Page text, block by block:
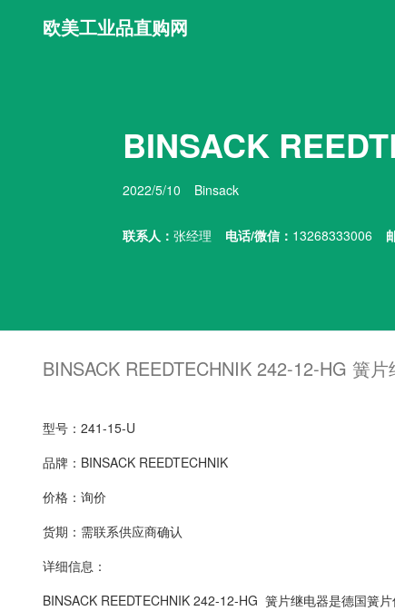
欧美工业品直购网
BINSACK
2022/5/10 Binsack
联系人： 张经理 电话/微信： 13268333006
BINSACK REEDTECHNIK 242-12-HG 簧
型号：241-15-U
品牌：BINSACK REEDTECHNIK
价格：询价
货期：需联系供应商确认
详细信息：
BINSACK REEDTECHNIK 242-12-HG 簧片继电器是德国簧